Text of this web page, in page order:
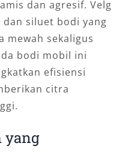
dan agresif. Velg
siluet bodi yang
mewah sekaligus
bodi mobil ini
efisiensi
citra
yang